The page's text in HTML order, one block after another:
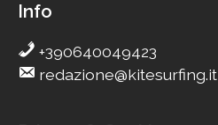
Info
+390640049423
redazione@kitesurfing.it